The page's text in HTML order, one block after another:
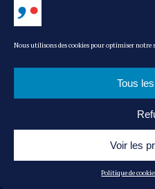
Nous utilisons des cookies pour optimiser notre
Tous
Voir les
Politique de
Jeu de société : 1 320
thématiques variées :